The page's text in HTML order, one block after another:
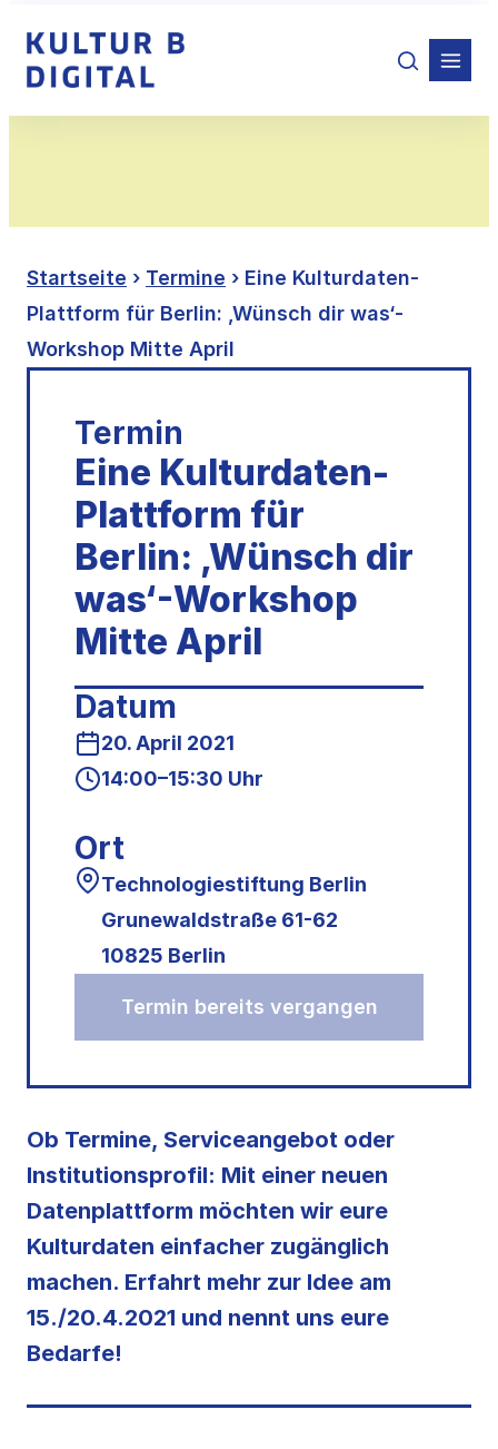
Inhalt
springen
Startseite › Termine › Eine Kulturdaten-
Plattform für Berlin: ‚Wünsch dir was‘-
Workshop Mitte April
Termin
Eine Kulturdaten-
Plattform für
Berlin: ‚Wünsch dir
was‘-Workshop
Mitte April
Termin bereits vergangen
Datum
20. April 2021
14:00–15:30 Uhr
Ort
Technologiestiftung Berlin
Grunewaldstraße 61-62
10825 Berlin
Ob Termine, Serviceangebot oder
Institutionsprofil: Mit einer neuen
Datenplattform möchten wir eure
Kulturdaten einfacher zugänglich
machen. Erfahrt mehr zur Idee am
15./20.4.2021 und nennt uns eure
Bedarfe!